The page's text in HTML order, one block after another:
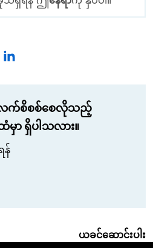
လက်စိစစ်စေလိုသည့်
ာ ရှိပါသလား။
ယခင်ဆောင်းပါး